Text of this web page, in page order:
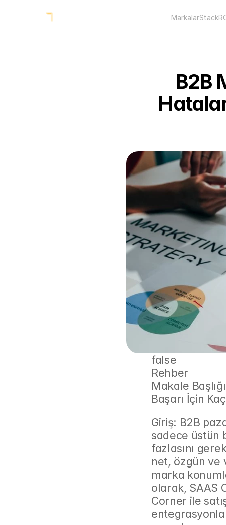
MarkalarStack
B2B
false
Rehber
Makale
Başarı İçin
Giriş: B2B
sadece üstün
fazlasını
net, özgün ve
marka
olarak, SAAS
Corner ile